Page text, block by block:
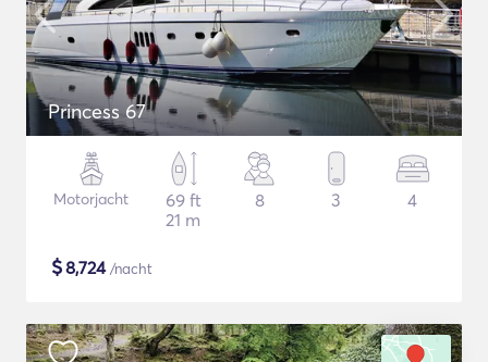
Princess 67
Motorjacht
69 ft
21 m
8 3 4
$8,724/nacht